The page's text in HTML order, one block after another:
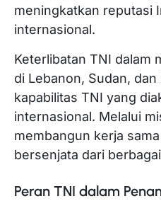
meningkatkan reputasi
internasional.
Keterlibatan TNI dalam
di Lebanon, Sudan,
kapabilitas TNI yang
internasional. Melalui
membangun kerja
bersenjata dari
Peran TNI dalam